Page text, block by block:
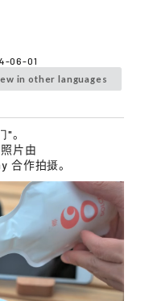
06-01
in other languages
"。
片由
合作拍摄。